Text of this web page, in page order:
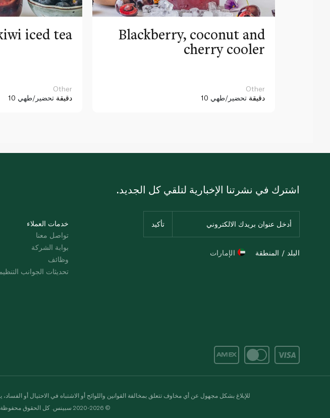
iced tea
Other
10 دقيقة تحضير/طهي
Blackberry, coconut and
cherry cooler
Other
10 دقيقة تحضير/طهي
خدمات العملاء
تواصل معنا
بوابة الشركة
وظائف
تحديثات الجوانب
اشترك في نشرتنا الإخبارية لتلقي كل الجديد.
البلد / المنطقة الإمارات
للإبلاغ بشكل مجهول عن أي مخاوف تتعلق بمخالفة القوانين واللوائح أو الاشتباه في الاحتيال أو
© 2020-2026 سبينس. كل الحقوق محفوظة